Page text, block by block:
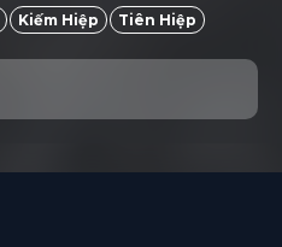
Kiếm Hiệp Tiên Hiệp